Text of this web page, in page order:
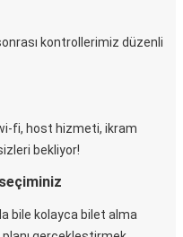
kontrollerimiz düzenli
fi, host hizmeti, ikram
bekliyor!
bile kolayca bilet alma